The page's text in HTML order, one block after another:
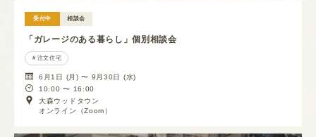
受付中 相談会
「ガレージのある暮らし」個別相談会
注文住宅
6月1日 (月) 〜 9月30日 (水)
10:00 〜 16:00
大森ウッドタウン
オンライン（Zoom）